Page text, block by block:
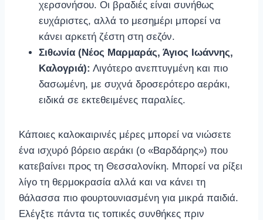
χερσονήσου. Οι βραδιές είναι συνήθως
ευχάριστες, αλλά το μεσημέρι μπορεί να
κάνει αρκετή ζέστη στη σεζόν.
Σιθωνία (Νέος Μαρμαράς, Άγιος Ιωάννης,
Καλογριά): Λιγότερο ανεπτυγμένη και πιο
δασωμένη, με συχνά δροσερότερο αεράκι,
ειδικά σε εκτεθειμένες παραλίες.
Κάποιες καλοκαιρινές μέρες μπορεί να νιώσετε
ένα ισχυρό βόρειο αεράκι (ο «Βαρδάρης») που
κατεβαίνει προς τη Θεσσαλονίκη. Μπορεί να ρίξει
λίγο τη θερμοκρασία αλλά και να κάνει τη
θάλασσα πιο φουρτουνιασμένη για μικρά παιδιά.
Ελέγξτε πάντα τις τοπικές συνθήκες πριν